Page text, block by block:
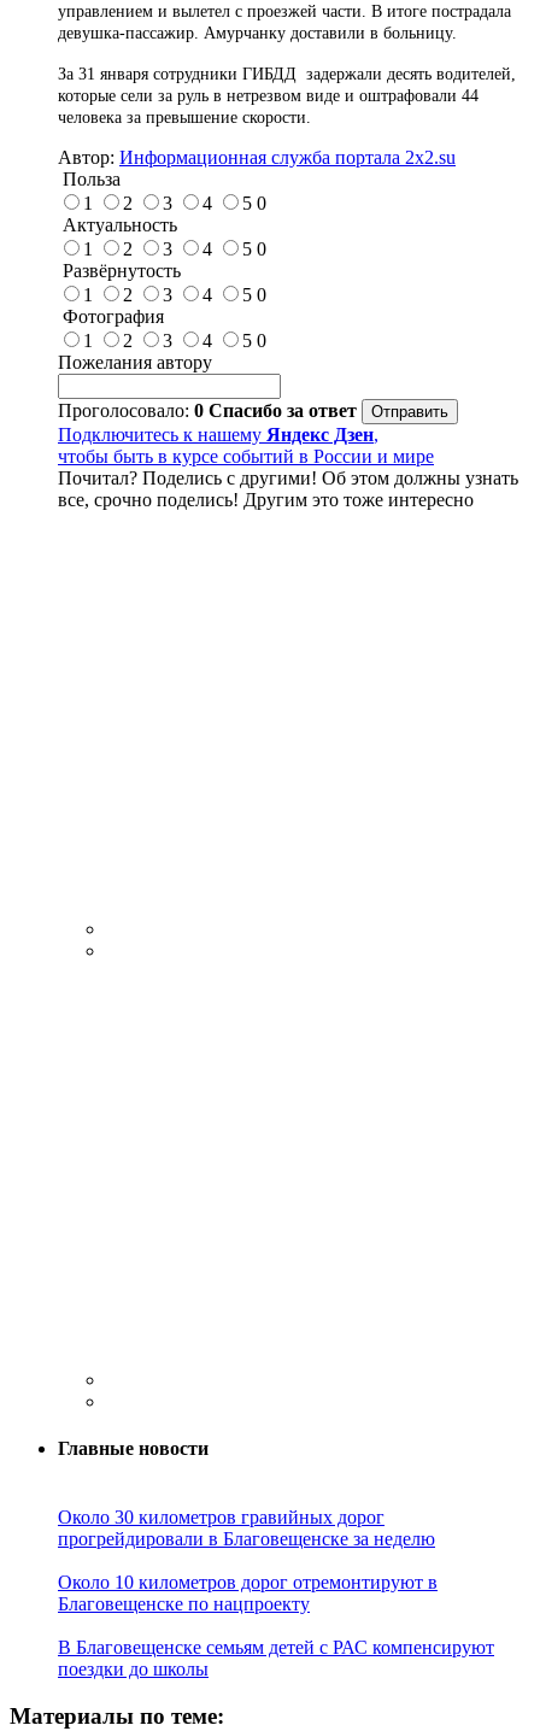
управлением и вылетел с проезжей части. В итоге пострадала
девушка-пассажир. Амурчанку доставили в больницу.
За 31 января сотрудники ГИБДД задержали десять водителей,
которые сели за руль в нетрезвом виде и оштрафовали 44
человека за превышение скорости.
Автор: Информационная служба портала 2x2.su
Польза
1
2 3 4 5 0
Актуальность
1
2 3 4 5 0
Развёрнутость
1
2 3 4 5 0
Фотография
1
2 3 4 5 0
Пожелания автору
Проголосовало: 0 Спасибо за ответ
Подключитесь к нашему Яндекс Дзен,
чтобы быть в курсе событий в России и мире
Почитал? Поделись с другими! Об этом должны узнать
все, срочно поделись! Другим это тоже интересно
Главные новости
Около 30 километров гравийных дорог
прогрейдировали в Благовещенске за неделю
Около 10 километров дорог отремонтируют в
Благовещенске по нацпроекту
В Благовещенске семьям детей с РАС компенсируют
поездки до школы
Материалы по теме: